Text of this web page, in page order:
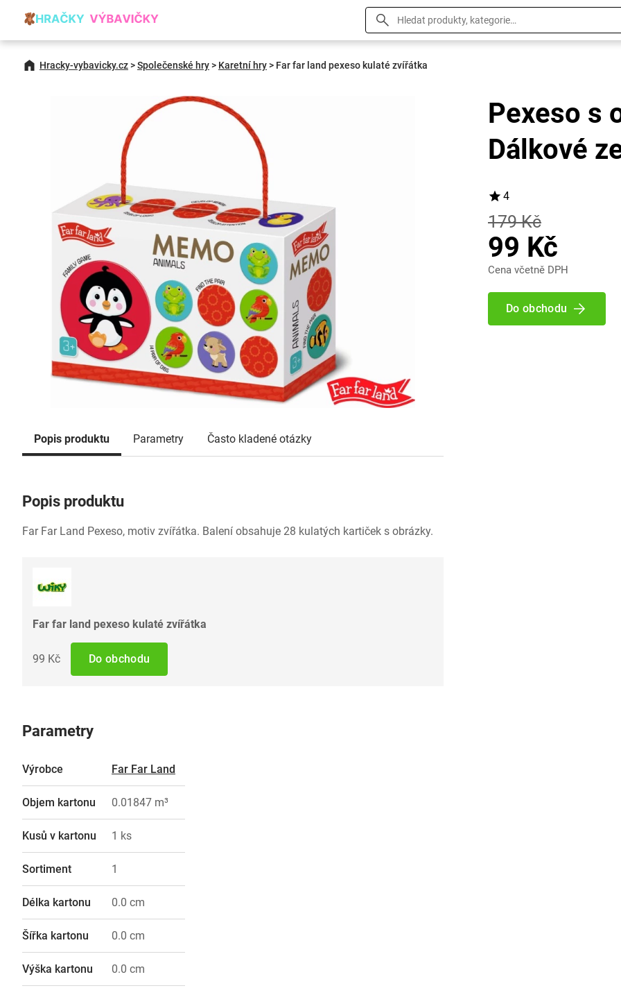
Hracky-vybavicky.cz>Společenské hry> Karetní hry> Far far land pexeso kulaté zvířátka
Popis produktu Parametry Často kladené otázky
Popis produktu
Far Far Land Pexeso, motiv zvířátka. Balení obsahuje 28 kulatých kartiček s obrázky.
Far far land pexeso kulaté zvířátka
99 Kč Do obchodu
Parametry
Výrobce Far Far Land
Objem kartonu 0.01847 m³
Kusů v kartonu 1 ks
Sortiment 1
Délka kartonu 0.0 cm
Šířka kartonu 0.0 cm
Výška kartonu 0.0 cm
Pexeso s
Dálkové
4
179 Kč
99 Kč
Cena včetně DPH
Do obchodu